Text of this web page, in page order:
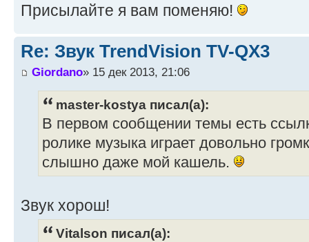
Присылайте я вам поменяю!
Re: Звук TrendVision TV-QX3
Giordano» 15 дек 2013, 21:06
master-kostya писал(а):
В первом сообщении темы есть
ролике музыка играет довольно
слышно даже мой кашель.
Звук хорош!
Vitalson писал(а):